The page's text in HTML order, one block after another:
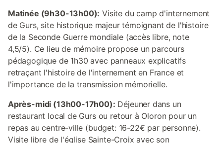
Matinée (9h30-13h00): Visite du camp d'internement
de Gurs, site historique majeur témoignant de l'histoire
de la Seconde Guerre mondiale (accès libre, note
4,5/5). Ce lieu de mémoire propose un parcours
pédagogique de 1h30 avec panneaux explicatifs
retraçant l'histoire de l'internement en France et
l'importance de la transmission mémorielle.
Après-midi (13h00-17h00): Déjeuner dans un
restaurant local de Gurs ou retour à Oloron pour un
repas au centre-ville (budget: 16-22€ par personne).
Visite libre de l'église Sainte-Croix avec son